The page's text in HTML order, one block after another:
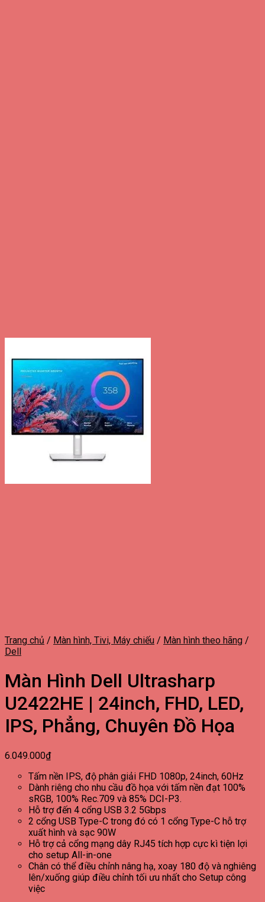
Trang chủ / Màn hình, Tivi, Máy chiếu / Màn hình theo hãng /
Dell
Màn Hình Dell Ultrasharp
U2422HE | 24inch, FHD, LED,
IPS, Phẳng, Chuyên Đồ Họa
6.049.000₫
Tấm nền IPS, độ phân giải FHD 1080p, 24inch, 60Hz
Dành riêng cho nhu cầu đồ họa với tấm nền đạt 100%
sRGB, 100% Rec.709 và 85% DCI-P3.
Hỗ trợ đến 4 cổng USB 3.2 5Gbps
2 cổng USB Type-C trong đó có 1 cổng Type-C hỗ trợ
xuất hình và sạc 90W
Hỗ trợ cả cổng mạng dây RJ45 tích hợp cực kì tiện lợi
cho setup All-in-one
Chân có thể điều chỉnh nâng hạ, xoay 180 độ và nghiêng
lên/xuống giúp điều chỉnh tối ưu nhất cho Setup công
việc